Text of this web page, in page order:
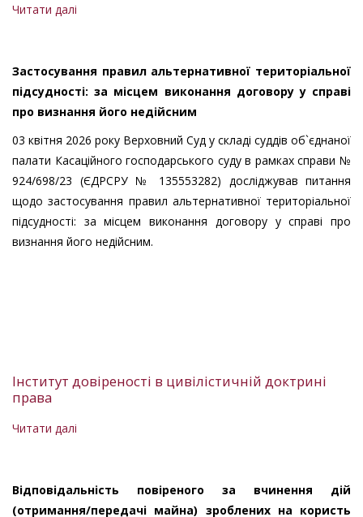
Читати далі
альтернативної
територіальної
підсудності
Застосування правил альтернативної територіальної
підсудності: за місцем виконання договору у справі
про визнання його недійсним
03 квітня 2026 року Верховний Суд у складі суддів об`єднаної
палати Касаційного господарського суду в рамках справи №
924/698/23 (ЄДРСРУ № 135553282) досліджував питання
щодо застосування правил альтернативної територіальної
підсудності: за місцем виконання договору у справі про
визнання його недійсним.
Інститут довіреності в цивілістичній доктрині
права
Читати далі
в
цивілістичній
Відповідальність повіреного за вчинення дій
(отримання/передачі майна) зроблених на користь